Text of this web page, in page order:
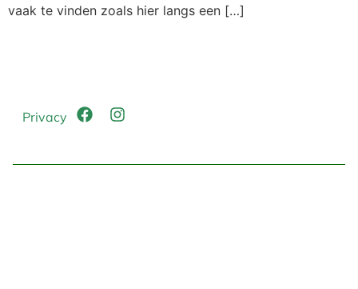
vaak te vinden zoals hier langs een […]
Privacy